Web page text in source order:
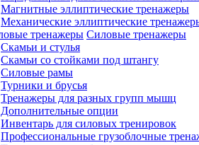
Магнитные эллиптические тренажеры
Механические эллиптические
Силовые тренажеры
Скамьи и стулья
Скамьи со стойками под штангу
Силовые рамы
Турники и брусья
Тренажеры для разных групп мышц
Дополнительные опции
Инвентарь для силовых тренировок
Профессиональные грузоблочные